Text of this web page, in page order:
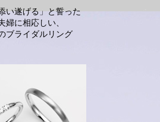
い遂げる」と誓った
婦に相応しい、
ブライダルリング